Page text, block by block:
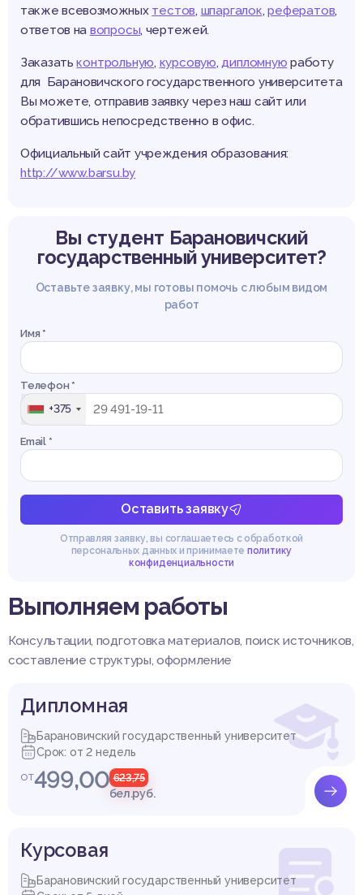
также всевозможных тестов, шпаргалок,рефератов,
ответов на вопросы, чертежей.
Заказатьконтрольную, курсовую,дипломную работу
для Барановичского государственного университета
Вы можете, отправив заявку через наш сайт или
обратившись непосредственно в офис.
Официальный сайт учреждения образования:
http://www.barsu.bу
Вы студент Барановичский
государственный университет?
Оставьте заявку, мы готовы помочь с любым видом
работ
Имя *
Телефон *
+375
Email *
Оставить заявку
Отправляя заявку, вы соглашаетесь с обработкой
персональных данных и принимаете политику
конфиденциальности
Выполняем работы
Консультации, подготовка материалов, поиск источников,
составление структуры, оформление
Дипломная
Барановичский государственный университет
Срок: от 2 недель
от499,00 623,75
бел.руб.
Курсовая
Барановичский государственный университет